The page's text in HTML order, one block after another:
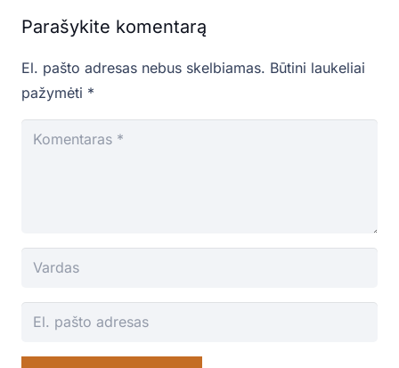
Parašykite komentarą
El. pašto adresas nebus skelbiamas. Būtini laukeliai
pažymėti *